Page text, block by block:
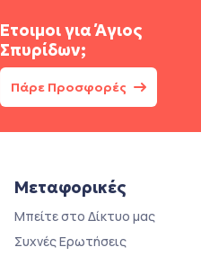
Έτοιμοι γιαΆγιος
Σπυρίδων;
Πάρε Προσφορές
Μεταφορικές
Μπείτε στο Δίκτυο μας
Συχνές Ερωτήσεις